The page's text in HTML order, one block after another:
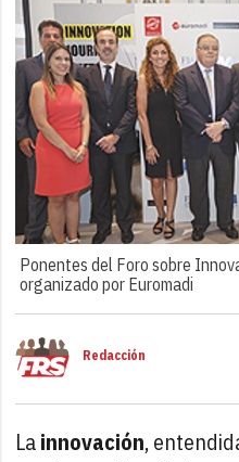
Ponentes del Foro sobre
organizado por Euromadi
Redacción
Lainnovación,